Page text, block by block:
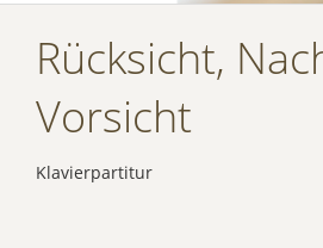
Rücksicht,
Vorsicht
Klavierpartitur